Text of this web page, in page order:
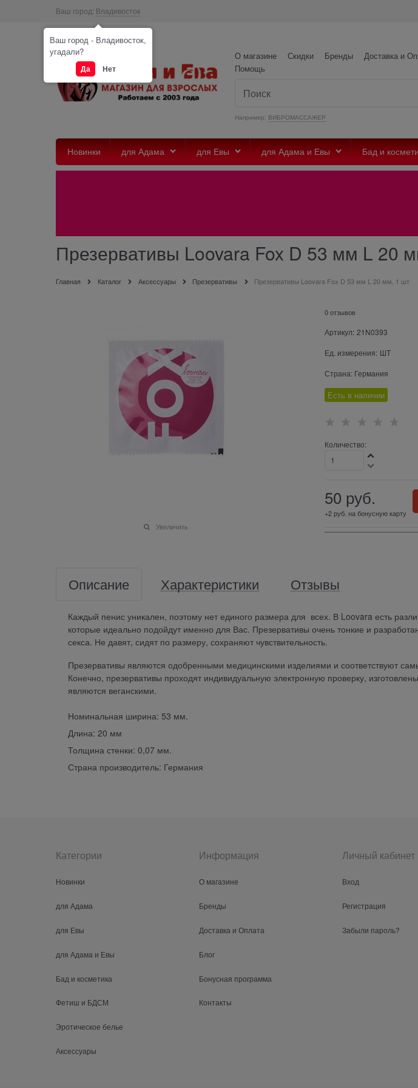
Ваш город: Владивосток
О магазине Скидки Бренды Доставка и
Помощь
Например: ВИБРОМАССАЖЕР
Новинки для Адама для Евы для Адама и Евы Бад и
Презервативы Loovara Fox D 53 мм L 20
Главная Каталог Аксессуары Презервативы Презервативы Loovara Fox D 53 мм L 20 мм, 1 шт
Увеличить
0 отзывов
Артикул: 21N0393
Ед. измерения: ШТ
Страна: Германия
Есть в наличии
Количество:
50 руб.
+2 руб. на бонусную карту
Описание Характеристики Отзывы
Каждый пенис уникален, поэтому нет единого размера для всех. В Loovara есть
которые идеально подойдут именно для Вас. Презервативы очень тонкие и
секса. Не давят, сидят по размеру, сохраняют чувствительность.
Презервативы являются одобренными медицинскими изделиями и соответствуют
Конечно, презервативы проходят индивидуальную электронную проверку,
являются веганскими.
Номинальная ширина: 53 мм.
Длина: 20 мм
Толщина стенки: 0,07 мм.
Страна производитель: Германия
Категории
Новинки
для Адама
для Евы
для Адама и Евы
Бад и косметика
Фетиш и БДСМ
Эротическое белье
Аксессуары
Информация
О магазине
Бренды
Доставка и Оплата
Блог
Бонусная программа
Контакты
Личный кабинет
Вход
Регистрация
Забыли пароль?
Ваш город - Владивосток,
угадали?
Да Нет